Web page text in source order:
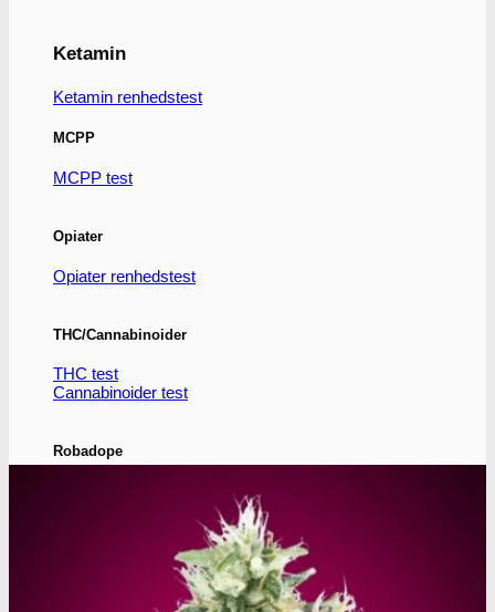
Ketamin
Ketamin renhedstest
MCPP
MCPP test
Opiater
Opiater renhedstest
THC/Cannabinoider
THC test
Cannabinoider test
Robadope
Test af primære aminer
Mulighederne